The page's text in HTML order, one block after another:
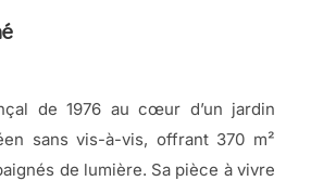
de 1976 au cœur d’un jardin
sans vis-à-vis, offrant 370 m²
de lumière. Sa pièce à vivre